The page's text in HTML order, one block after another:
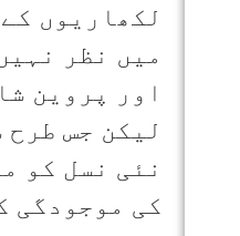
لکھاریوں
میں نظر
اور پروین
لیکن جس
نئی نسل کو
کی موجودگی